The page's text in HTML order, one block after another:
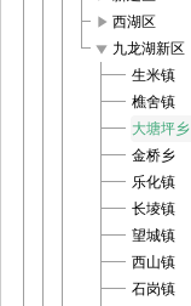
play_arrow 西湖区
play_arrow 九龙湖新区
生米镇
樵舍镇
大塘坪乡
金桥乡
乐化镇
长堎镇
望城镇
西山镇
石岗镇